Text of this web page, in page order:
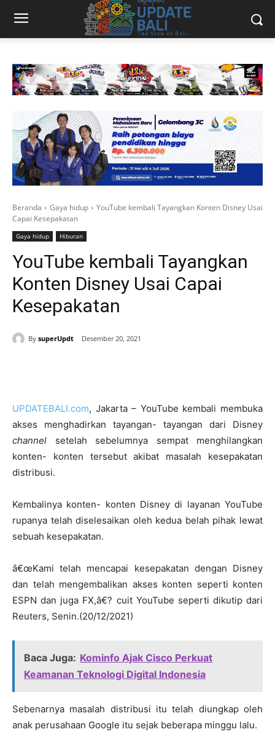
Beranda Gaya hidup
YouTube kembali Tayangkan Konten Disney Usai
Capai Kesepakatan
Gaya hidup Hiburan
YouTube kembali Tayangkan
Konten Disney Usai Capai
Kesepakatan
By superUpdt Desember 20, 2021
UPDATEBALI.com, Jakarta – YouTube kembali membuka
akses menghadirkan tayangan- tayangan dari Disney
channel setelah sebelumnya sempat menghilangkan
konten- konten tersebut akibat masalah kesepakatan
distribusi.
Kembalinya konten- konten Disney di layanan YouTube
rupanya telah diselesaikan oleh kedua belah pihak lewat
sebuah kesepakatan.
â€œKami telah mencapai kesepakatan dengan Disney
dan telah mengembalikan akses konten seperti konten
ESPN dan juga FX,â€? cuit YouTube seperti dikutip dari
Reuters, Senin.(20/12/2021)
Baca Juga: Kominfo Ajak Cisco Perkuat
Keamanan Teknologi Digital Indonesia
Sebenarnya masalah distribusi itu telah diungkap oleh
anak perusahaan Google itu sejak beberapa minggu lalu.